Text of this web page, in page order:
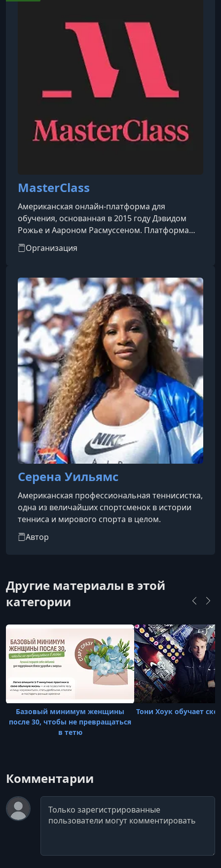
10. Mastering The Serve
MasterClass
Американская онлайн-платформа для
обучения, основанная в 2015 году Дэвидом
Рожье и Аароном Расмуссеном. Платформа
предоставляет доступ к видеокурсам,
созданным и представленным мировыми
областях.​Особенности
платформы:Преподаватели: Среди
инструкторов — известные личности, такие как
Гордон Рамзи (кулинария), Маргарет Этвуд
(писательство), Мартин Скорсезе
(кинорежиссура), Серена Уильямс (теннис),
Ханс Циммер
Организация
Серена Уильямс
Американская профессиональная теннисистка,
одна из величайших спортсменок в истории
тенниса и мирового спорта в целом.
Автор
Другие материалы в этой
категории
Базовый минимум женщины
после 30, чтобы не превращаться
в тетю
Тони Хоук обучает
Комментарии
Комментарий